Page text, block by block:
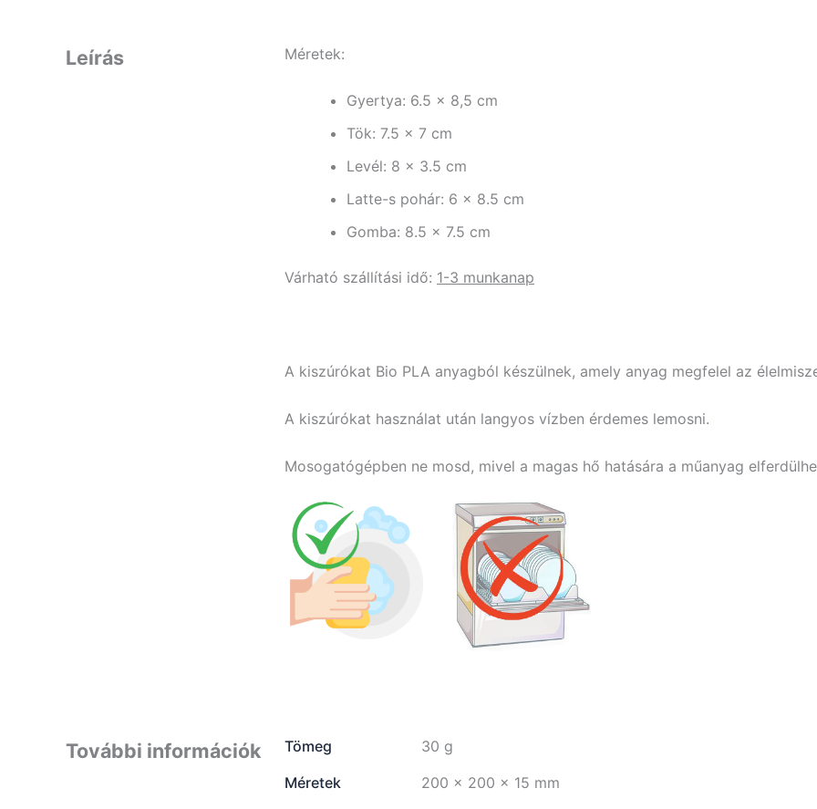
Leírás Méretek:
Gyertya: 6.5 x 8,5 cm
Tök: 7.5 x 7 cm
Levél: 8 x 3.5 cm
Latte-s pohár: 6 x 8.5 cm
Gomba: 8.5 x 7.5 cm
Várható szállítási idő: 1-3 munkanap
A kiszúrókat Bio PLA anyagból készülnek, amely anyag megfelel az
A kiszúrókat használat után langyos vízben érdemes lemosni.
Mosogatógépben ne mosd, mivel a magas hő hatására a műanyag
További információk Tömeg
30 g
Méretek
200 × 200 × 15 mm